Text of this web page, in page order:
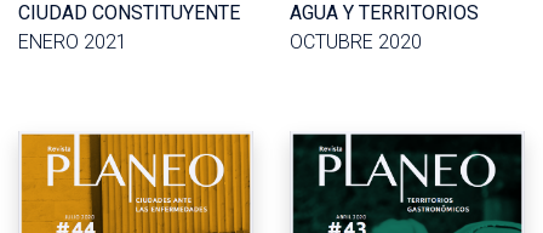
CIUDAD CONSTITUYENTE
ENERO 2021
AGUA Y TERRITORIOS
OCTUBRE 2020